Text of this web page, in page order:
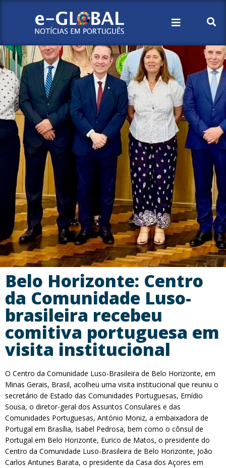
Belo Horizonte: Centro
da Comunidade Luso-
brasileira recebeu
comitiva portuguesa em
visita institucional
O Centro da Comunidade Luso-Brasileira de Belo Horizonte, em
Minas Gerais, Brasil, acolheu uma visita institucional que reuniu o
secretário de Estado das Comunidades Portuguesas, Emídio
Sousa, o diretor-geral dos Assuntos Consulares e das
Comunidades Portuguesas, António Moniz, a embaixadora de
Portugal em Brasília, Isabel Pedrosa, bem como o cônsul de
Portugal em Belo Horizonte, Eurico de Matos, o presidente do
Centro da Comunidade Luso-Brasileira de Belo Horizonte, João
Carlos Antunes Barata, o presidente da Casa dos Açores em